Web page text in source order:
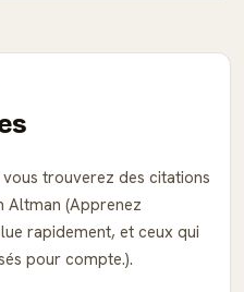
trouverez des citations
Altman (Apprenez
rapidement, et ceux qui
pour compte.).